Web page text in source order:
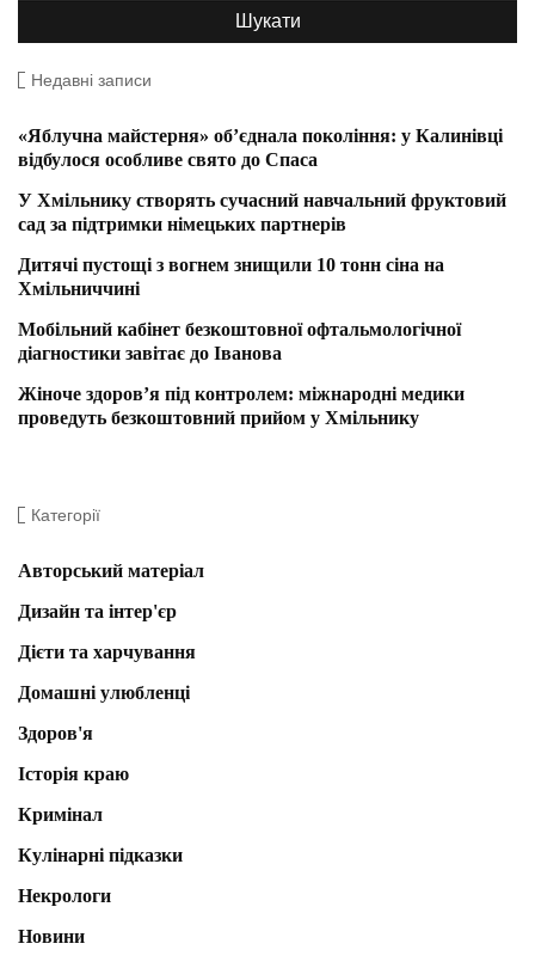
Недавні записи
«Яблучна майстерня» об’єднала покоління: у Калинівці
відбулося особливе свято до Спаса
У Хмільнику створять сучасний навчальний фруктовий
сад за підтримки німецьких партнерів
Дитячі пустощі з вогнем знищили 10 тонн сіна на
Хмільниччині
Мобільний кабінет безкоштовної офтальмологічної
діагностики завітає до Іванова
Жіноче здоров’я під контролем: міжнародні медики
проведуть безкоштовний прийом у Хмільнику
Категорії
Авторський матеріал
Дизайн та інтер'єр
Дієти та харчування
Домашні улюбленці
Здоров'я
Історія краю
Кримінал
Кулінарні підказки
Некрологи
Новини